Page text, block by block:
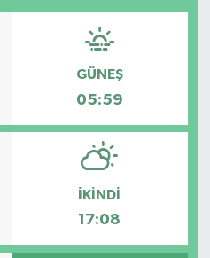
GÜNEŞ
05:59
İKINDI
17:08